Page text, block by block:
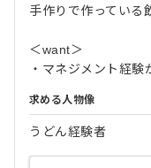
手作りで作っている
＜want＞
・マネジメント経験
求める人物像
うどん経験者